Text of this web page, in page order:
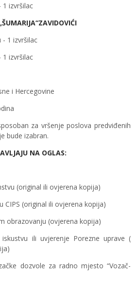
1 izvršilac
- 1 izvršilac
1 izvršilac
i Hercegovine
za vršenje poslova predviđenih
bude izabran.
NA OGLAS:
(original ili ovjerena kopija)
CIPS (original ili ovjerena kopija)
obrazovanju (ovjerena kopija)
ili uvjerenje Porezne uprave (
dozvole za radno mjesto “Vozač-